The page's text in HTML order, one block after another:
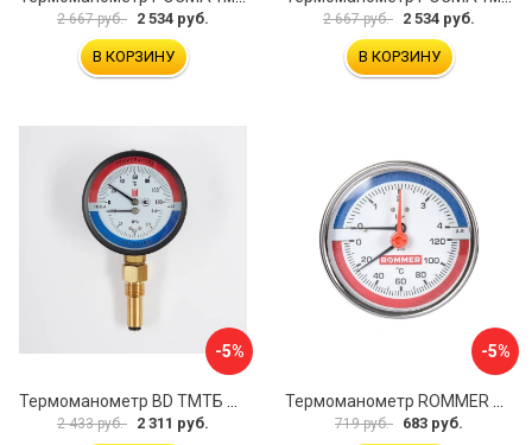
2 667 руб. 2 534 руб.
В КОРЗИНУ
2 667 руб. 2 534 руб.
В КОРЗИНУ
-5%
2 433 руб. 2 311 руб.
-5%
719 руб. 683 руб.